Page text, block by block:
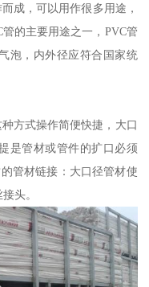
成，可以用作很多用途，
的主要用途之一，PVC管
泡，内外径应符合国家统
方式操作简便快捷，大口
是管材或管件的扩口必须
管材链接：大口径管材使
头。